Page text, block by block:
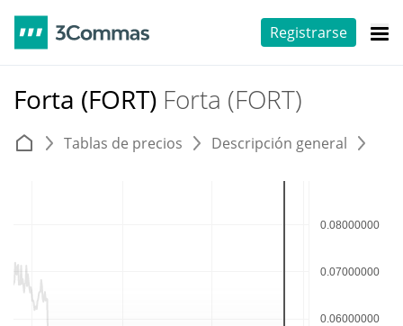
Registrarse
Forta (FORT) Forta (FORT)
Tablas de precios Descripción general